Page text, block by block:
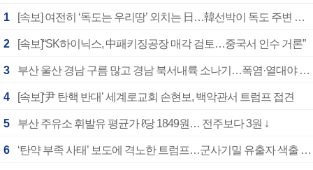
1 [속보] 여전히 ‘독도는 우리땅’ 외치는 日…韓선박이 독도 주변 해양조사 활동하자 반발
2 [속보]“SK하이닉스, 中패키징공장 매각 검토…중국서 인수 거론”
3 부산 울산 경남 구름 많고 경남 북서내륙 소나기…폭염·열대야 계속
4 [속보]‘尹 탄핵 반대’ 세계로교회 손현보, 백악관서 트럼프 접견
5 부산 주유소 휘발유 평균가 ℓ당 1849원… 전주보다 3원 ↓
6 ‘탄약 부족 사태’ 보도에 격노한 트럼프…군사기밀 유출자 색출 지시